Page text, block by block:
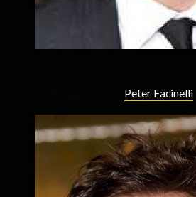
Peter Facinelli